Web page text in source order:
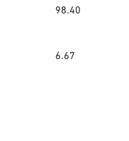
98.40
6.67